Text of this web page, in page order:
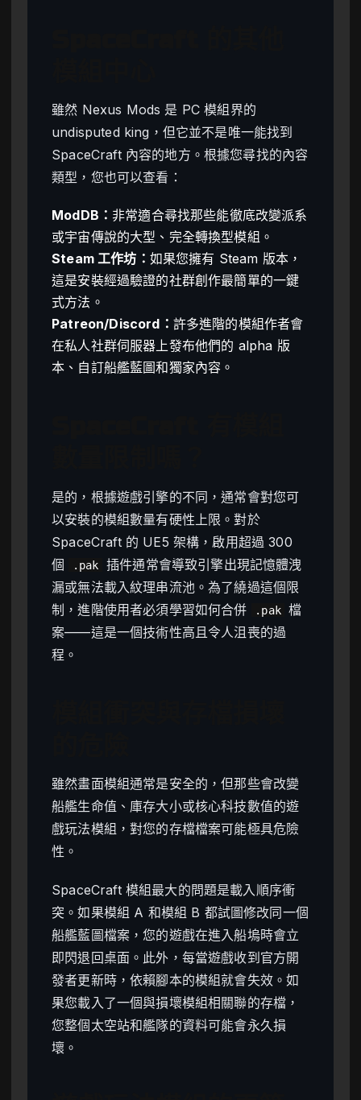
雖然 Nexus Mods 是 PC 模組界的
undisputed king，但它並不是唯一能找到
SpaceCraft 內容的地方。根據您尋找的內容
類型，您也可以查看：
ModDB： 非常適合尋找那些能徹底改變派系
或宇宙傳說的大型、完全轉換型模組。
Steam 工作坊： 如果您擁有 Steam 版本，
這是安裝經過驗證的社群創作最簡單的一鍵
式方法。
Patreon/Discord： 許多進階的模組作者會
在私人社群伺服器上發布他們的 alpha 版
本、自訂船艦藍圖和獨家內容。
是的，根據遊戲引擎的不同，通常會對您可
以安裝的模組數量有硬性上限。對於
SpaceCraft 的 UE5 架構，啟用超過 300
個
.pak
插件通常會導致引擎出現記憶體洩
漏或無法載入紋理串流池。為了繞過這個限
制，進階使用者必須學習如何合併
.pak 檔
案——這是一個技術性高且令人沮喪的過
程。
雖然畫面模組通常是安全的，但那些會改變
船艦生命值、庫存大小或核心科技數值的遊
戲玩法模組，對您的存檔檔案可能極具危險
性。
SpaceCraft 模組最大的問題是載入順序衝
突。如果模組 A 和模組 B 都試圖修改同一個
船艦藍圖檔案，您的遊戲在進入船塢時會立
即閃退回桌面。此外，每當遊戲收到官方開
發者更新時，依賴腳本的模組就會失效。如
果您載入了一個與損壞模組相關聯的存檔，
您整個太空站和艦隊的資料可能會永久損
壞。